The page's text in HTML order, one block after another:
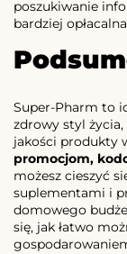
poszukiwanie
bardziej
Super-Pharm to
zdrowy styl
jakości produkty
promocjom,
możesz cieszyć
suplementami i
domowego
się, jak łatwo